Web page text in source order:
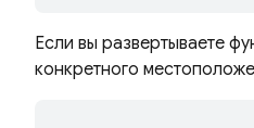
Если вы развертываете
конкретного